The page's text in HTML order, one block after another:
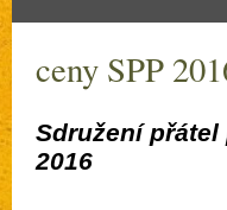
ceny SPP
Sdružení
2016